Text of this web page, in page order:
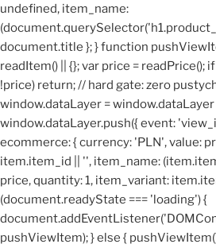
undefined, item_name:
document.title }; } function
readItem() || {}; var price = readPrice();
!price) return; // hard gate: zero
window.dataLayer = window.dataLayer
window.dataLayer.push({ event:
ecommerce: { currency: 'PLN', value:
item.item_id || '', item_name:
price, quantity: 1, item_variant:
(document.readyState === 'loading') {
pushViewItem); } else {